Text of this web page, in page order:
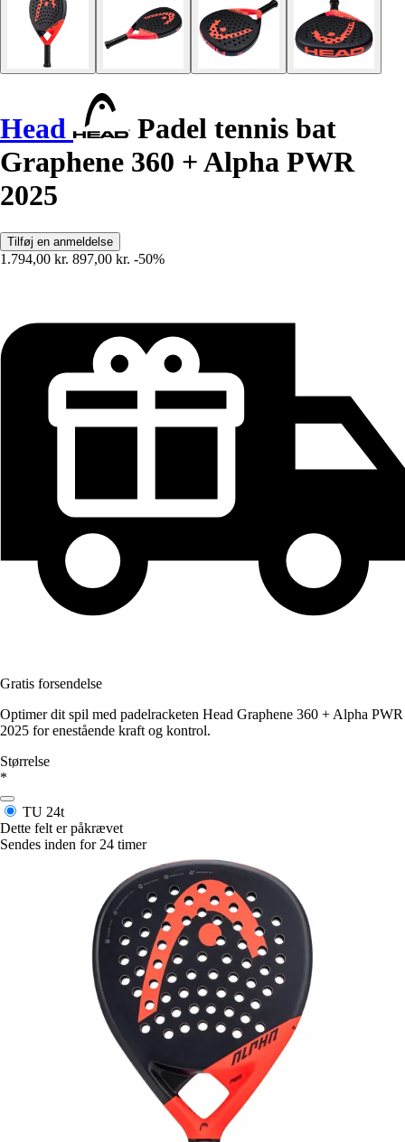
Head
Padel tennis bat
Graphene 360 + Alpha PWR
2025
Tilføj en anmeldelse
1.794,00 kr. 897,00 kr. -50%
Gratis forsendelse
Optimer dit spil med padelracketen Head Graphene 360 + Alpha PWR
2025 for enestående kraft og kontrol.
Størrelse
*
TU 24t
Dette felt er påkrævet
Sendes inden for 24 timer